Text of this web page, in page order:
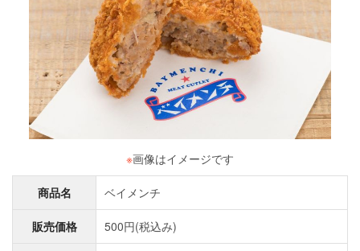
※画像はイメージです
商品名 ベイメンチ
販売価格 500円(税込み)